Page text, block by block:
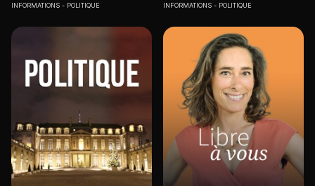
INFORMATIONS POLITIQUE INFORMATIONS POLITIQUE